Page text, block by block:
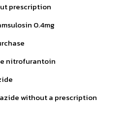
prescription
0.4mg
nitrofurantoin
without a prescription